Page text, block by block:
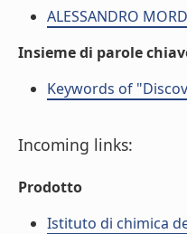
ALESSANDRO
Insieme di parole
Keywords of
Incoming links:
Prodotto
Istituto di chimica